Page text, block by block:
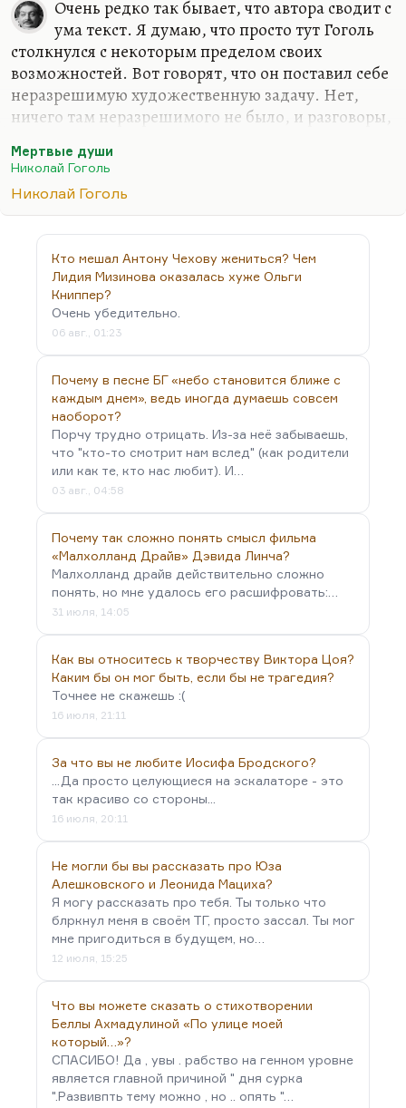
Очень редко так бывает, что автора сводит с
ума текст. Я думаю, что просто тут Гоголь
столкнулся с некоторым пределом своих
возможностей. Вот говорят, что он поставил себе
неразрешимую художественную задачу. Нет,
ничего там неразрешимого не было, и разговоры,
гипотезы Вяземского. На самом деле он
должны были там стать хорошими. Просто
какую Итаку.
Гоголь погиб, задохнувшись, как рыба на песке,
задохнувшись без воды, без среды. Если бы он
прожил ещё три года и дожил до конца
«мрачного семилетия», он бы увидел реальность и
смог бы насытить поэму реальностью. Он…
Мертвые души
Николай Гоголь
Николай Гоголь
Кто мешал Антону Чехову жениться? Чем
Лидия Мизинова оказалась хуже Ольги
Книппер?
Очень убедительно.
06 авг., 01:23
Почему в песне БГ «небо становится ближе с
каждым днем», ведь иногда думаешь совсем
наоборот?
Порчу трудно отрицать. Из-за неё забываешь,
что "кто-то смотрит нам вслед" (как родители
или как те, кто нас любит). И…
03 авг., 04:58
Почему так сложно понять смысл фильма
«Малхолланд Драйв» Дэвида Линча?
Малхолланд драйв действительно сложно
понять, но мне удалось его расшифровать:…
31 июля, 14:05
Как вы относитесь к творчеству Виктора Цоя?
Каким бы он мог быть, если бы не трагедия?
Точнее не скажешь :(
16 июля, 21:11
За что вы не любите Иосифа Бродского?
...Да просто целующиеся на эскалаторе - это
так красиво со стороны...
16 июля, 20:11
Не могли бы вы рассказать про Юза
Алешковского и Леонида Мациха?
Я могу рассказать про тебя. Ты только что
блркнул меня в своём ТГ, просто зассал. Ты мог
мне пригодиться в будущем, но…
12 июля, 15:25
Что вы можете сказать о стихотворении
Беллы Ахмадулиной «По улице моей
который…»?
СПАСИБО! Да , увы . рабство на генном уровне
является главной причиной " дня сурка
".Развивпть тему можно , но .. опять "…